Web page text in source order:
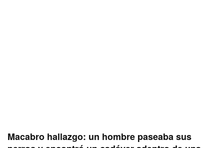
Macabro hallazgo: un hombre paseaba sus